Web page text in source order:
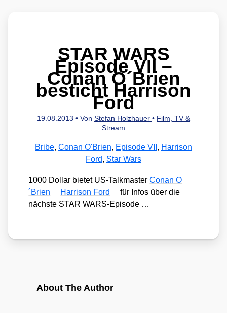
STAR WARS
Episode VII –
Conan O´Brien
besticht Harrison
Ford
19.08.2013 • Von Stefan Holzhauer • Film, TV &
Stream
Bribe, Conan O'Brien, Episode VII , Harrison
Ford, Star Wars
1000 Dol­lar bie­tet US-Talk­mas­terConan O
´Brien
Har­ri­son Ford
für Infos über die
nächs­te STAR WARS-Epi­so­de …
About The Author